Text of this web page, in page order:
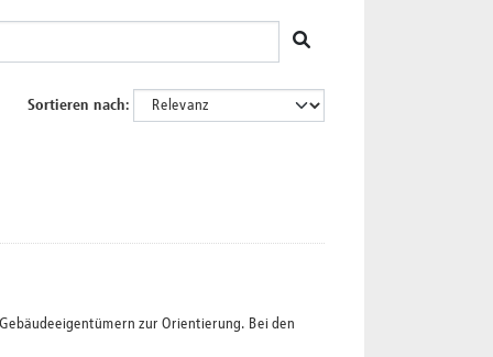
Sortieren nach
zur Orientierung. Bei den